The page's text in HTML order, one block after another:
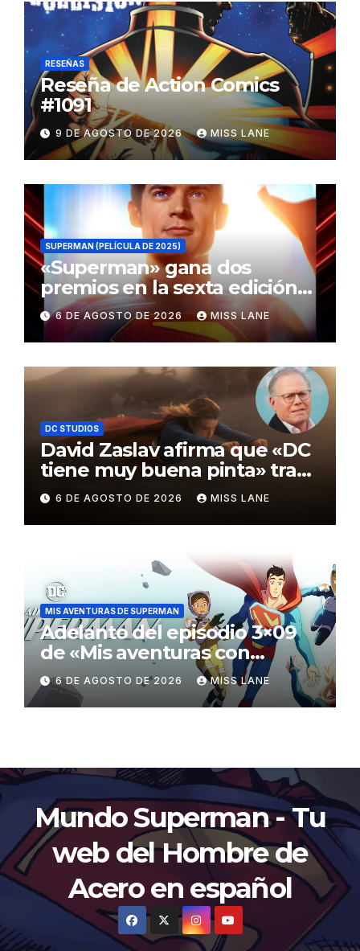
RESEÑAS
Reseña de Action Comics
#1091
9 DE AGOSTO DE 2026 MISS LANE
SUPERMAN (PELÍCULA DE 2025)
«Superman» gana dos
premios en la sexta edición
de los Critics Choice Super
Awards
6 DE AGOSTO DE 2026 MISS LANE
DC STUDIOS
David Zaslav afirma que «DC
tiene muy buena pinta» tras
el fracaso de «Supergirl»
6 DE AGOSTO DE 2026 MISS LANE
MIS AVENTURAS DE SUPERMAN
Adelanto del episodio 3×09
de «Mis aventuras con
Superman»
6 DE AGOSTO DE 2026 MISS LANE
Mundo Superman - Tu
web del Hombre de
Acero en español